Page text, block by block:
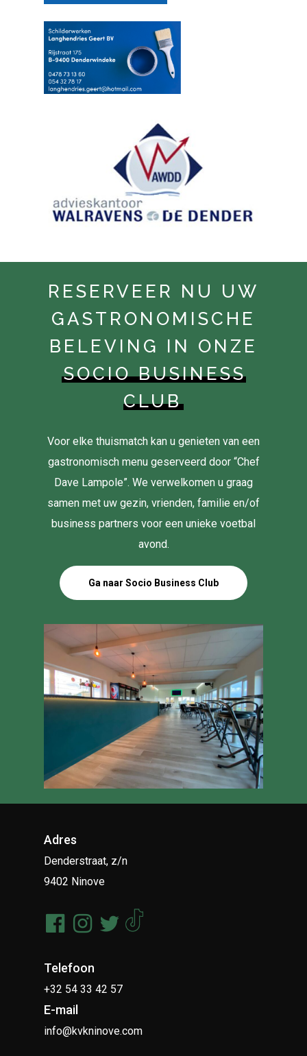
RESERVEER NU UW
GASTRONOMISCHE
BELEVING IN ONZE
SOCIO BUSINESS
CLUB
Voor elke thuismatch kan u genieten van een
gastronomisch menu geserveerd door “Chef
Dave Lampole”. We verwelkomen u graag
samen met uw gezin, vrienden, familie en/of
business partners voor een unieke voetbal
avond.
Ga naar Socio Business Club
Adres
Denderstraat, z/n
9402 Ninove
Telefoon
+32 54 33 42 57
E-mail
info@kvkninove.com